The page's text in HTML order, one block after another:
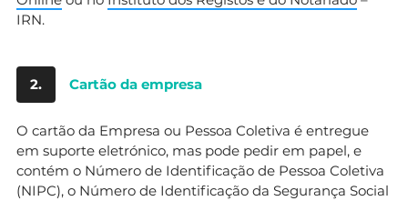
IRN.
2. Cartão da empresa
O cartão da Empresa ou Pessoa Coletiva é entregue
em suporte eletrónico, mas pode pedir em papel, e
contém o Número de Identificação de Pessoa Coletiva
(NIPC), o Número de Identificação da Segurança Social